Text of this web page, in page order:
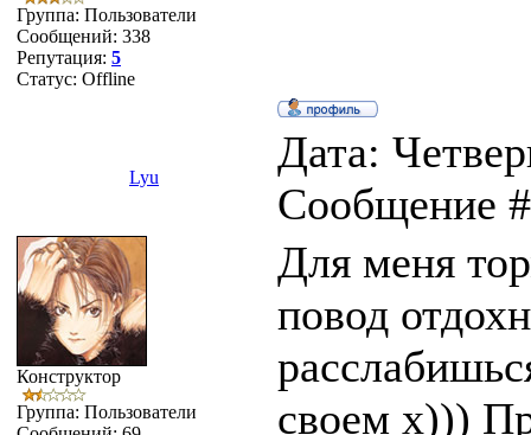
Группа: Пользователи
Сообщений: 338
Репутация: 5
Статус: Offline
Lyu
Дата:
Сообщение
Конструктор
Группа: Пользователи
Для меня
повод
своем х)))